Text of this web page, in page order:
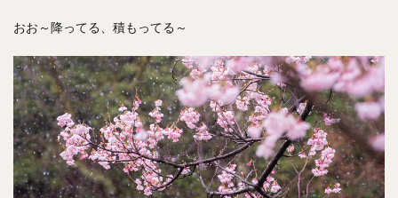
おお～降ってる、積もってる～